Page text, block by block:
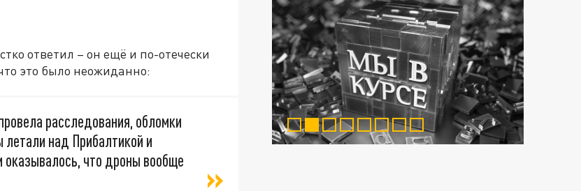
ответил – он ещё и по-отечески
это было неожиданно:
расследования, обломки
над Прибалтикой и
что дроны вообще